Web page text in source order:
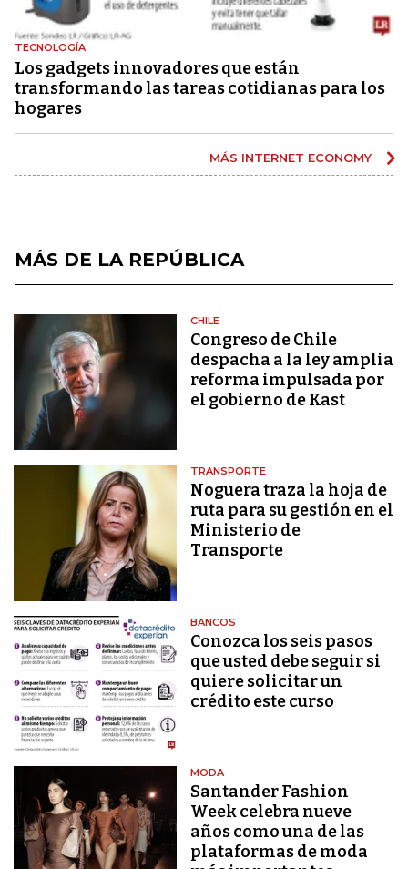
TECNOLOGÍA
Los gadgets innovadores que están
transformando las tareas cotidianas para los
hogares
MÁS INTERNET ECONOMY
MÁS DE LA REPÚBLICA
CHILE
Congreso de Chile
despacha a la ley amplia
reforma impulsada por
el gobierno de Kast
TRANSPORTE
Noguera traza la hoja de
ruta para su gestión en el
Ministerio de
Transporte
BANCOS
Conozca los seis pasos
que usted debe seguir si
quiere solicitar un
crédito este curso
MODA
Santander Fashion
Week celebra nueve
años como una de las
plataformas de moda